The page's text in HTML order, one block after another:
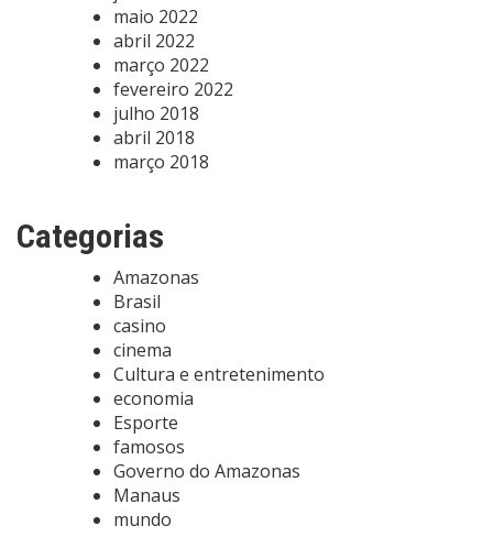
maio 2022
abril 2022
março 2022
fevereiro 2022
julho 2018
abril 2018
março 2018
Categorias
Amazonas
Brasil
casino
cinema
Cultura e entretenimento
economia
Esporte
famosos
Governo do Amazonas
Manaus
mundo